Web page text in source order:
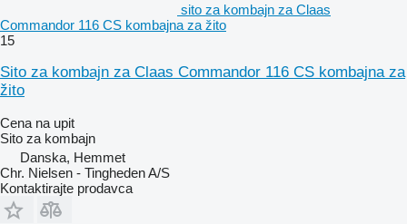
sito za kombajn za Claas
Commandor 116 CS kombajna za žito
15
Sito za kombajn za Claas Commandor 116 CS kombajna za
žito
Cena na upit
Sito za kombajn
Danska, Hemmet
Chr. Nielsen - Tingheden A/S
Kontaktirajte prodavca